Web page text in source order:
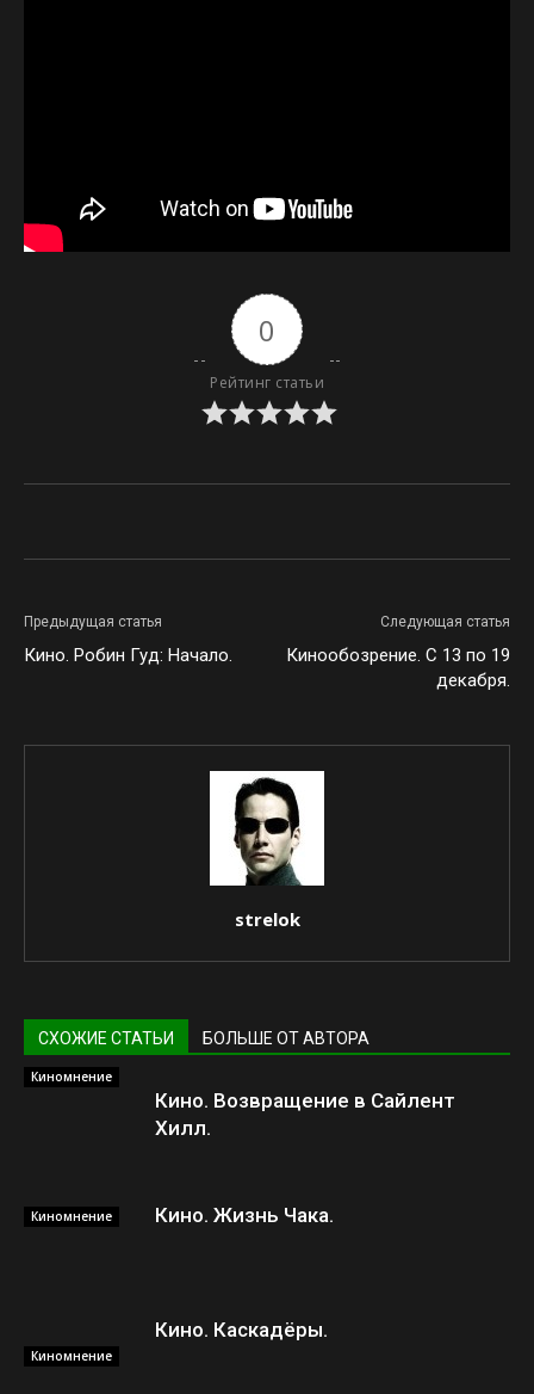
0
Рейтинг статьи
Предыдущая статья
Кино. Робин Гуд: Начало.
Следующая статья
Кинообозрение. С 13 по 19
декабря.
strelok
СХОЖИЕ СТАТЬИ БОЛЬШЕ ОТ АВТОРА
Киномнение
Кино. Возвращение в Сайлент
Хилл.
Киномнение Кино. Жизнь Чака.
Киномнение
Кино. Каскадёры.